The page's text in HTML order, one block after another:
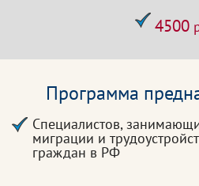
4500
Программа
Специалистов,
миграции и
граждан в РФ